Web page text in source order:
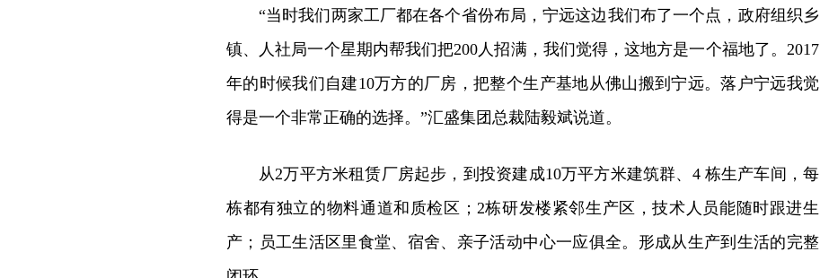
“当时我们两家工厂都在各个省份布局，宁远这边我们布了一个点，政府组织乡
镇、人社局一个星期内帮我们把200人招满，我们觉得，这地方是一个福地了。2017
年的时候我们自建10万方的厂房，把整个生产基地从佛山搬到宁远。落户宁远我觉
得是一个非常正确的选择。”汇盛集团总裁陆毅斌说道。
从2万平方米租赁厂房起步，到投资建成10万平方米建筑群、4 栋生产车间，每
栋都有独立的物料通道和质检区；2栋研发楼紧邻生产区，技术人员能随时跟进生
产；员工生活区里食堂、宿舍、亲子活动中心一应俱全。形成从生产到生活的完整